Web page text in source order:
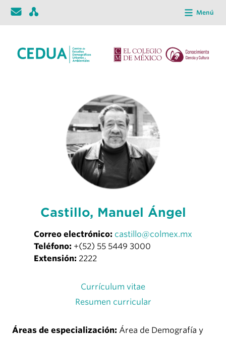
Menú
Castillo, Manuel Ángel
Correo electrónico: castillo@colmex.mx
Teléfono: +(52) 55 5449 3000
Extensión: 2222
Currículum vitae
Resumen curricular
Áreas de especialización: Área de Demografía y